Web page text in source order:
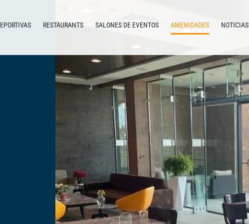
RESTAURANTS SALONES DE EVENTOS AMENIDADES NOTICIAS